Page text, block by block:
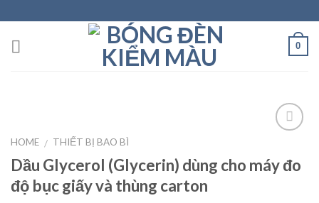
to
content
0
Add to
HOME / THIẾT BỊ BAO BÌ
Dầu Glycerol (Glycerin) dùng cho máy đo
độ bục giấy và thùng carton